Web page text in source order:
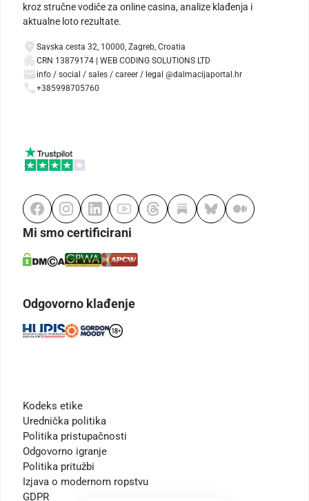
kroz stručne vodiče za online casina, analize klađenja i
aktualne loto rezultate.
Savska cesta 32, 10000, Zagreb, Croatia
CRN 13879174 | WEB CODING SOLUTIONS LTD
info / social / sales / career / legal @dalmacijaportal.hr
+385998705760
Mi smo certificirani
Odgovorno klađenje
Kodeks etike
Urednička politika
Politika pristupačnosti
Odgovorno igranje
Politika pritužbi
Izjava o modernom ropstvu
GDPR